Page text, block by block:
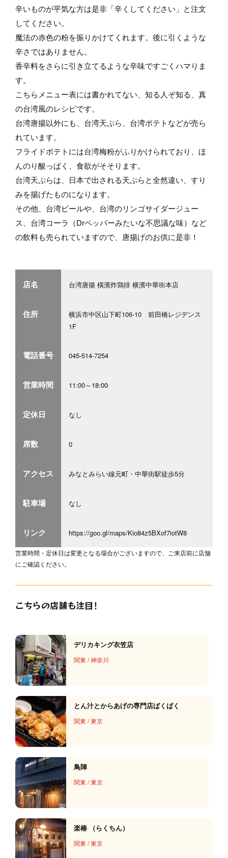
辛いものが平気な方は是非「辛くしてください」と注文
してください。
魔法の赤色の粉を振りかけてくれます。後に引くような
辛さではありません。
香辛料をさらに引き立てるような辛味ですごくハマりま
す。
こちらメニュー表には書かれてない、知る人ぞ知る、真
の台湾風のレシピです。
台湾唐揚以外にも、台湾天ぷら、台湾ポテトなどが売ら
れています。
フライドポテトには台湾梅粉がふりかけられており、ほ
んのり酸っぱく、食欲がそそります。
台湾天ぷらは、日本で出される天ぷらと全然違い、すり
みを揚げたものになります。
その他、台湾ビールや、台湾のリンゴサイダージュー
ス、台湾コーラ（Drペッパーみたいな不思議な味）など
の飲料も売られていますので、唐揚げのお供に是非！
店名 台湾唐揚 橫濱炸鶏排 横濱中華街本店
住所
横浜市中区山下町106-10 前田橋レジデンス
1F
電話番号 045-514-7254
営業時間 11:00～18:00
定休日 なし
席数 0
アクセス みなとみらい線元町・中華街駅徒歩5分
駐車場 なし
リンク https://goo.gl/maps/Kio84z5BXof7iotW8
営業時間・定休日は変更となる場合がございますので、ご来店前に店舗
にご確認ください。
こちらの店舗も注目！
デリカキング衣笠店
関東 /神奈川
とん汁とからあげの専門店ばくばく
関東 /東京
鳥陣
関東 /東京
楽椿 （らくちん）
関東 /東京